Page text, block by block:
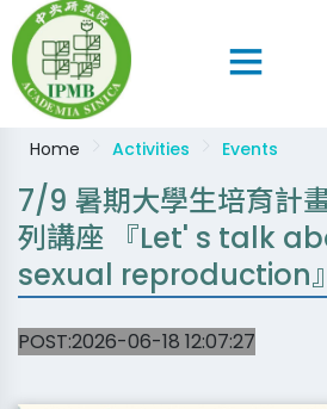
Home Activities Events
7/9 暑期大學生培育計
列講座 『Let' s talk
sexual reproduction』
POST:2026-06-18 12:07:27